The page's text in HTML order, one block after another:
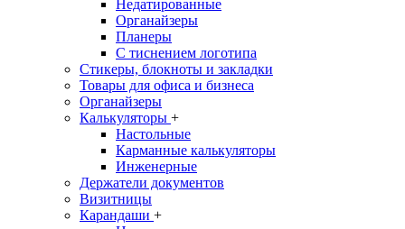
Недатированные
Органайзеры
Планеры
С тиснением логотипа
Стикеры, блокноты и закладки
Товары для офиса и бизнеса
Органайзеры
Калькуляторы +
Настольные
Карманные калькуляторы
Инженерные
Держатели документов
Визитницы
Карандаши +